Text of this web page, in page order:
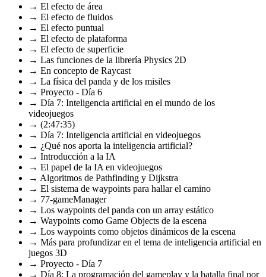
→ El efecto de área
→ El efecto de fluidos
→ El efecto puntual
→ El efecto de plataforma
→ El efecto de superficie
→ Las funciones de la librería Physics 2D
→ En concepto de Raycast
→ La física del panda y de los misiles
→ Proyecto - Día 6
→ Día 7: Inteligencia artificial en el mundo de los
videojuegos
→ (2:47:35)
→ Día 7: Inteligencia artificial en videojuegos
→ ¿Qué nos aporta la inteligencia artificial?
→ Introducción a la IA
→ El papel de la IA en videojuegos
→ Algoritmos de Pathfinding y Dijkstra
→ El sistema de waypoints para hallar el camino
→ 77-gameManager
→ Los waypoints del panda con un array estático
→ Waypoints como Game Objects de la escena
→ Los waypoints como objetos dinámicos de la escena
→ Más para profundizar en el tema de inteligencia artificial en
juegos 3D
→ Proyecto - Día 7
→ Día 8: La programación del gameplay y la batalla final por